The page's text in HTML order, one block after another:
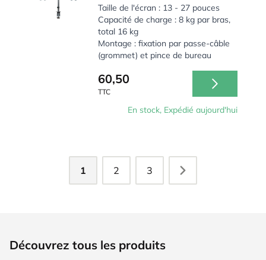
Taille de l'écran : 13 - 27 pouces
Capacité de charge : 8 kg par bras,
total 16 kg
Montage : fixation par passe-câble
(grommet) et pince de bureau
60,50
TTC
En stock, Expédié aujourd'hui
1 2 3
Découvrez tous les produits